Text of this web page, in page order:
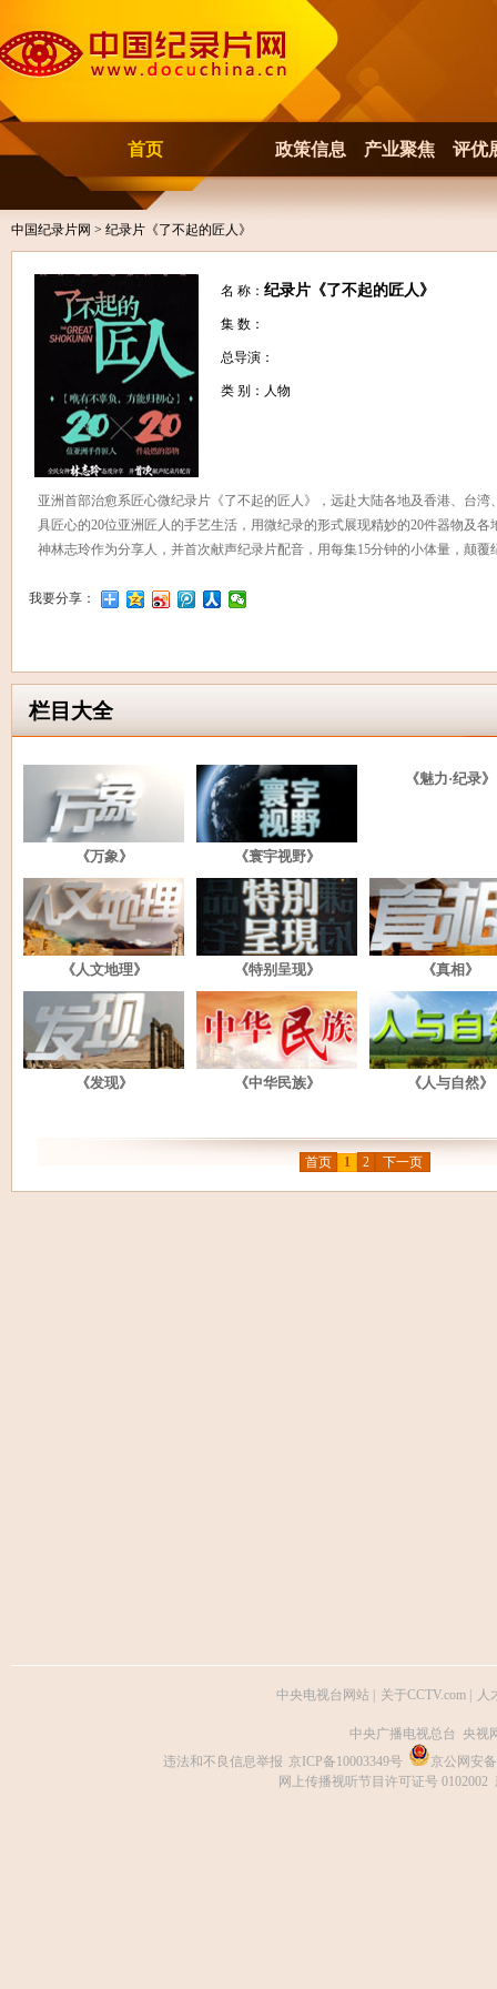
首页 政策信息 产业聚焦 评优
中国纪录片网 > 纪录片《了不起的匠人》
名 称： 纪录片《了不起的匠人》
集 数：
总导演：
类 别：人物
亚洲首部治愈系匠心微纪录片《了不起的匠人》，远赴大陆各地及香港、台
具匠心的20位亚洲匠人的手艺生活，用微纪录的形式展现精妙的20件器物及
神林志玲作为分享人，并首次献声纪录片配音，用每集15分钟的小体量，颠覆
我要分享：
栏目大全
《万象》 《寰宇视野》
《魅力·纪录》
《人文地理》 《特别呈现》 《真相》
《发现》 《中华民族》 《人与自然》
首页 1 2 下一页
中央电视台网站 关于CCTV.com 人
中央广播电视总台 央视
违法和不良信息举报 京ICP备10003349号
京公网安
网上传播视听节目许可证号 0102002